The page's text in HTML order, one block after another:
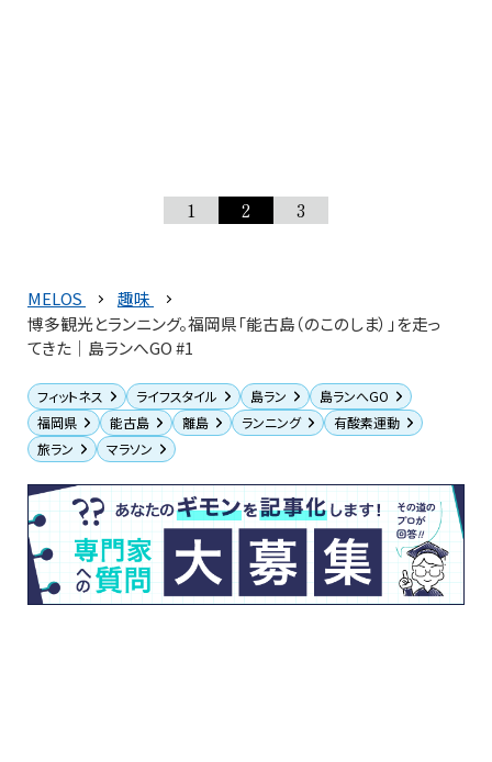
1 2 3
MELOS
趣味
博多観光とランニング。福岡県「能古島（のこのしま）」を走っ
てきた│島ランへGO #1
フィットネス ライフスタイル 島ラン
島ランへGO
福岡県
能古島 離島 ランニング
有酸素運動
旅ラン
マラソン